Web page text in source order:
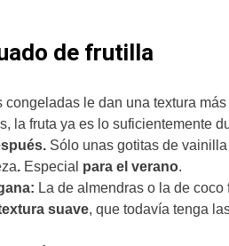
de frutilla
congeladas le dan una textura
la fruta ya es lo suficientemente
Sólo unas gotitas de
. Especial para el verano.
La de almendras o la de coco
suave, que todavía tenga